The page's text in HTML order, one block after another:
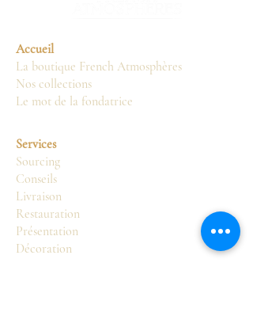
Accueil
La boutique French Atmosphères
Nos collections
Le mot de la fondatrice
Services
Sourcing
Conseils
Livraison
Restauration
Présentation
Décoration